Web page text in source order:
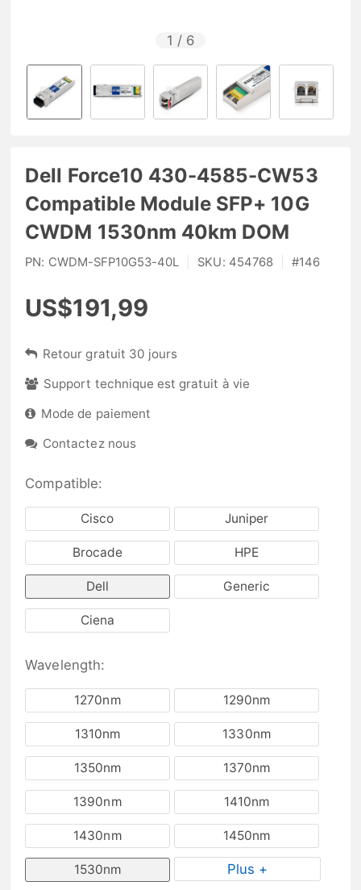
1 / 6
Dell Force10 430-4585-CW53
Compatible Module SFP+ 10G
CWDM 1530nm 40km DOM
PN: CWDM-SFP10G53-40L SKU: 454768 #146
US$191,99
Retour gratuit 30 jours
Support technique est gratuit à vie
Mode de paiement
Contactez nous
Compatible:
Cisco Juniper
Brocade HPE
Dell Generic
Ciena
Wavelength:
1270nm 1290nm
1310nm 1330nm
1350nm 1370nm
1390nm 1410nm
1430nm 1450nm
1530nm Plus +